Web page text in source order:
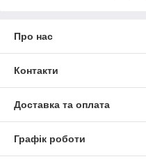
Про нас
Контакти
Доставка та оплата
Графік роботи